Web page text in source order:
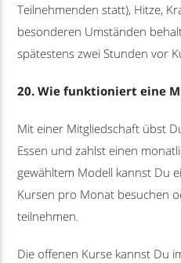
Teilnehmenden statt), Hitze,
besonderen Umständen
spätestens zwei Stunden vor
20. Wie funktioniert eine
Mit einer Mitgliedschaft übst
Essen und zahlst einen
gewähltem Modell kannst Du
Kursen pro Monat besuchen
teilnehmen.
Die offenen Kurse kannst Du